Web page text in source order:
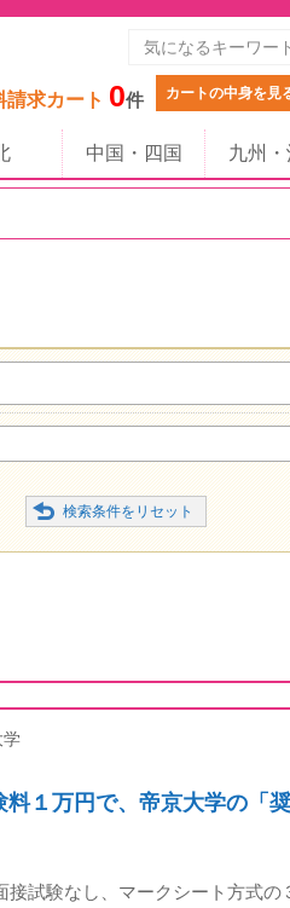
請求カート 0件 カートの中身を見
中国・四国 九州・
学
１万円で、帝京大学の「
試験なし、マークシート方式の